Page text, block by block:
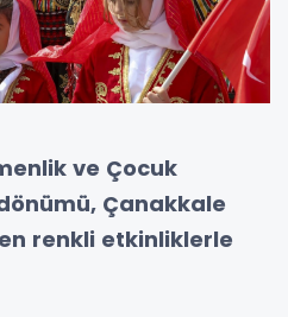
ve Çocuk
dönümü, Çanakkale
renkli etkinliklerle